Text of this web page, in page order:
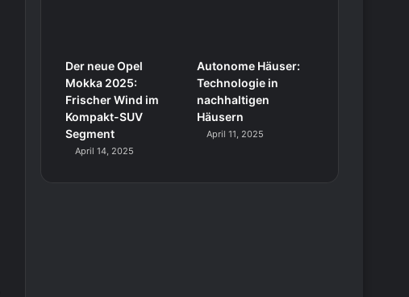
Der neue Opel
Mokka 2025:
Frischer Wind im
Kompakt-SUV
Segment
April 14, 2025
Autonome Häuser:
Technologie in
nachhaltigen
Häusern
April 11, 2025